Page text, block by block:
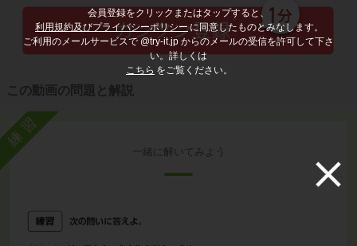
会員登録をクリックまたはタップすると、
利用規約及びプライバシーポリシー に同意したものとみなします。
ご利用のメールサービスで @try-it.jp からのメールの受信を許可して下さ
い。詳しくは
こちら をご覧ください。
この動画の問題と解説
練習
一緒に解いてみよう